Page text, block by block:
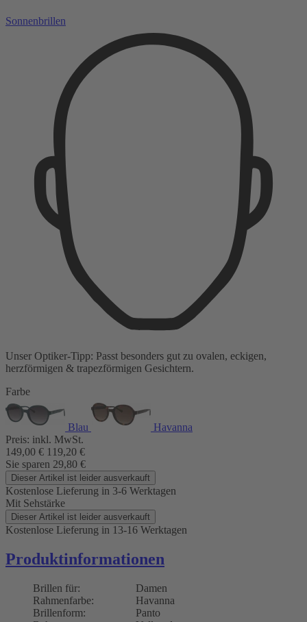
Sonnenbrillen
Unser Optiker-Tipp: Passt besonders gut zu ovalen, eckigen,
herzförmigen & trapezförmigen Gesichtern.
Farbe
Blau
Havanna
Preis: inkl. MwSt.
149,00 € 119,20 €
Sie sparen 29,80 €
Dieser Artikel ist leider ausverkauft
Kostenlose Lieferung in 3-6 Werktagen
Mit Sehstärke
Dieser Artikel ist leider ausverkauft
Kostenlose Lieferung in 13-16 Werktagen
Produktinformationen
Brillen für:
Damen
Rahmenfarbe:
Havanna
Brillenform:
Panto